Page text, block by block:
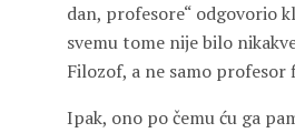
dan, profesore“ odgovorio
svemu tome nije bilo
Filozof, a ne samo profesor
Ipak, ono po čemu ću ga